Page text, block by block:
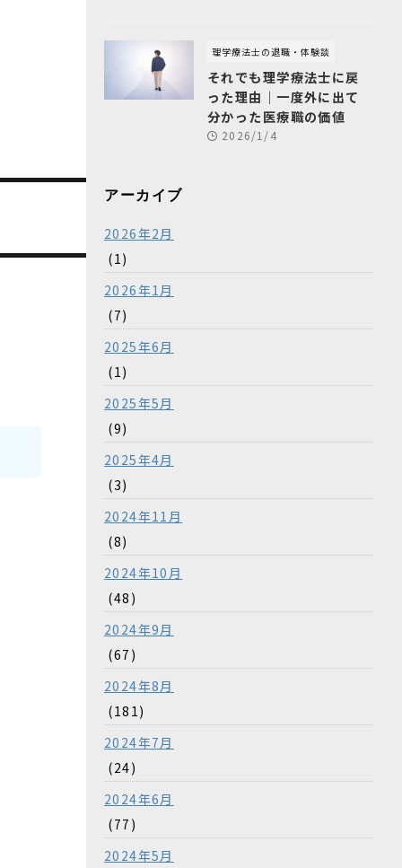
理学療法士の退職・体験談
それでも理学療法士に戻
った理由｜一度外に出て
分かった医療職の価値
2026/1/4
アーカイブ
2026年2月
(1)
2026年1月
(7)
2025年6月
(1)
2025年5月
(9)
2025年4月
(3)
2024年11月
(8)
2024年10月
(48)
2024年9月
(67)
2024年8月
(181)
2024年7月
(24)
2024年6月
(77)
2024年5月